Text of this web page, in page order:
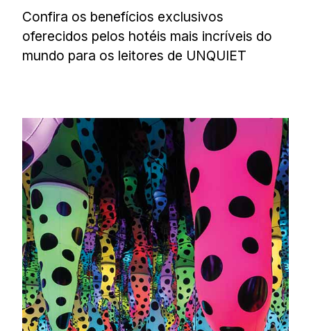
Confira os benefícios exclusivos
oferecidos pelos hotéis mais incríveis do
mundo para os leitores de UNQUIET